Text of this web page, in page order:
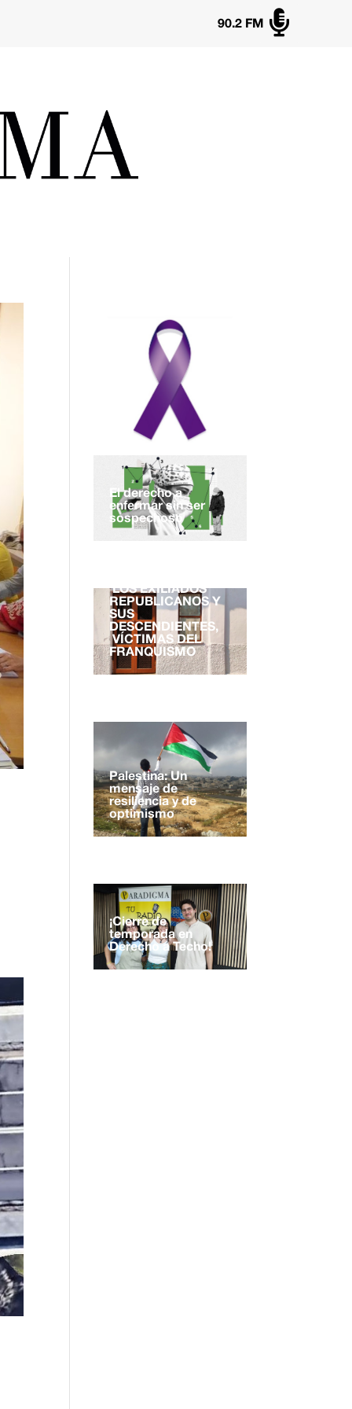

90.2 FM
El derecho a
enfermar sin ser
sospechoso
LOS EXILIADOS
REPUBLICANOS Y
SUS
DESCENDIENTES,
VÍCTIMAS DEL
FRANQUISMO
Palestina: Un
mensaje de
resiliencia y de
optimismo
¡Cierre de
temporada en
Derecho a Techo!